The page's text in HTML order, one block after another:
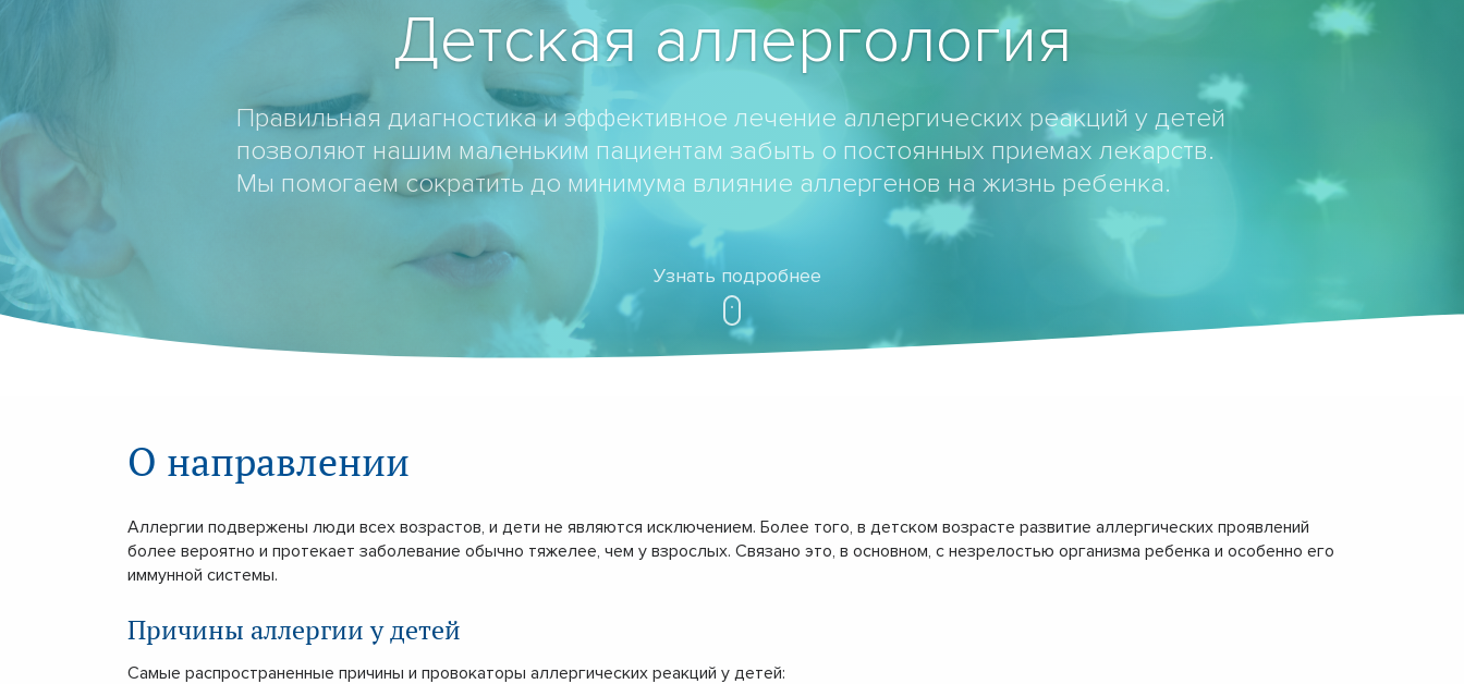
Детская аллергология
Правильная диагностика и эффективное лечение аллергических реакций у детей
позволяют нашим маленьким пациентам забыть о постоянных приемах лекарств.
Мы помогаем сократить до минимума влияние аллергенов на жизнь ребенка.
Узнать подробнее
О направлении
Аллергии подвержены люди всех возрастов, и дети не являются исключением. Более того, в детском возрасте развитие аллергических проявлений
более вероятно и протекает заболевание обычно тяжелее, чем у взрослых. Связано это, в основном, с незрелостью организма ребенка и особенно его
иммунной системы.
Причины аллергии у детей
Самые распространенные причины и провокаторы аллергических реакций у детей: